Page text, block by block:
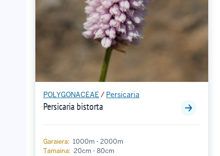
POLYGONACEAE / Persicaria
Persicaria bistorta
Garaiera: 1000m - 2000m
Tamaina: 20cm - 80cm